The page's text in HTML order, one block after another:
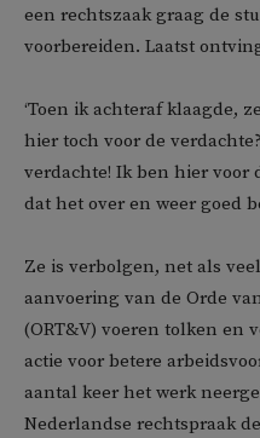
een rechtszaak graag de
voorbereiden. Laatst
‘Toen ik achteraf klaagde,
hier toch voor de
verdachte! Ik ben hier voor
dat het over en weer goed
Ze is verbolgen, net als
aanvoering van de Orde
(ORT&V) voeren tolken en
actie voor betere
aantal keer het werk
Nederlandse rechtspraak